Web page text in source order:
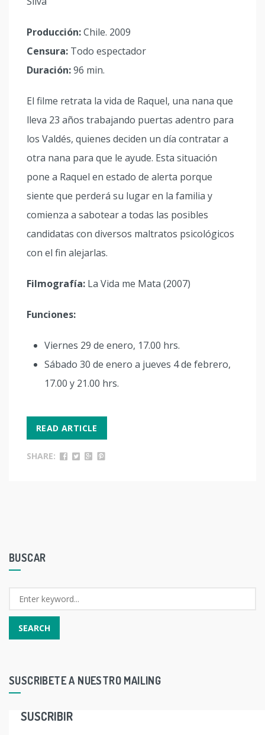
Producción:Chile. 2009
Censura: Todo espectador
Duración:96 min.
El filme retrata la vida de Raquel, una nana que
lleva 23 años trabajando puertas adentro para
los Valdés, quienes deciden un día contratar a
otra nana para que le ayude. Esta situación
pone a Raquel en estado de alerta porque
siente que perderá su lugar en la familia y
comienza a sabotear a todas las posibles
candidatas con diversos maltratos psicológicos
con el fin alejarlas.
Filmografía: La Vida me Mata (2007)
Funciones:
Viernes 29 de enero, 17.00 hrs.
Sábado 30 de enero a jueves 4 de febrero,
17.00 y 21.00 hrs.
READ ARTICLE
SHARE:
BUSCAR
SUSCRIBETE A NUESTRO MAILING
SUSCRIBIR